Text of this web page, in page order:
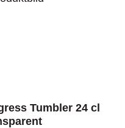
Tumbler 24 cl